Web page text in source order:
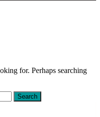
for. Perhaps searching